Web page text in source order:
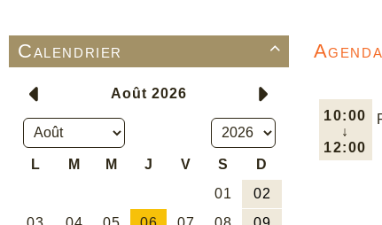

Calendrier
10:00
↓
12:00